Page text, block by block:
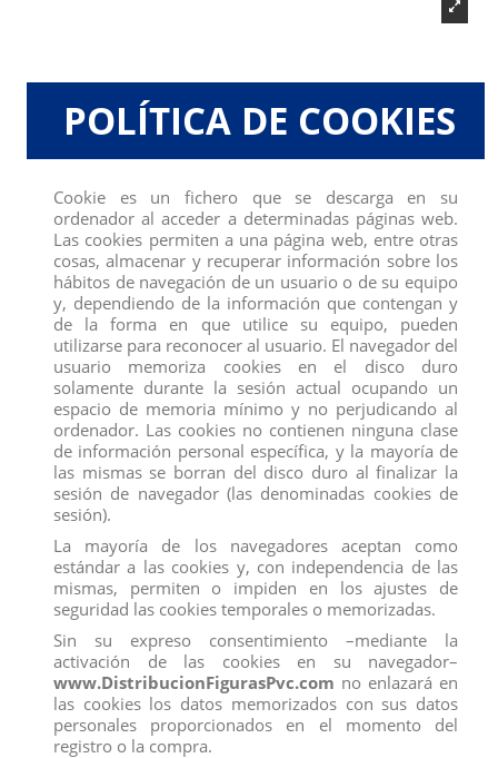
MURCIELAGO DE SOMBRA
Marca: Schleich
Referencia 70792
Preferirías no acercarte demasiado al Shadow Bat, porque
parece bastante amenazador con su pelaje negro y peludo
y las membranas oscuras de sus alas.Él también lo sabe,
por eso le gusta dar vueltas cerca de tu cabeza. Sus largos
colmillos también dan bastante miedo, sobresaliendo de su
enorme hocico como los dientes de un
vampiro.¡Esperemos que no pique!
El Shadow Bat de ELDRADOR® es una criatura de la
para hacer nada bueno en la oscuridad.
Sus orejas de gran
tamaño captan cada sonido.Los atacantes no tienen
ninguna posibilidad de pasar desapercibidos.
Medidas: 21 cm
Producto no recomendado para menores de 4 años.
POLÍTICA DE COOKIES
Cookie es un fichero que se descarga en su
ordenador al acceder a determinadas páginas web.
Las cookies permiten a una página web, entre otras
cosas, almacenar y recuperar información sobre los
hábitos de navegación de un usuario o de su equipo
y, dependiendo de la información que contengan y
de la forma en que utilice su equipo, pueden
utilizarse para reconocer al usuario. El navegador del
usuario memoriza cookies en el disco duro
solamente durante la sesión actual ocupando un
espacio de memoria mínimo y no perjudicando al
ordenador. Las cookies no contienen ninguna clase
de información personal específica, y la mayoría de
las mismas se borran del disco duro al finalizar la
sesión de navegador (las denominadas cookies de
sesión).
La mayoría de los navegadores aceptan como
estándar a las cookies y, con independencia de las
mismas, permiten o impiden en los ajustes de
seguridad las cookies temporales o memorizadas.
Sin su expreso consentimiento –mediante la
activación de las cookies en su navegador–
www.DistribucionFigurasPvc.com no enlazará en
las cookies los datos memorizados con sus datos
personales proporcionados en el momento del
registro o la compra.